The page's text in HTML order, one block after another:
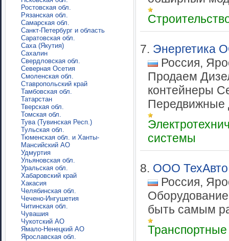
Ростовская обл.
Рязанская обл.
Самарская обл.
Санкт-Петербург и область
Саратовская обл.
Саха (Якутия)
Сахалин
Свердловская обл.
Северная Осетия
Смоленская обл.
Ставропольский край
Тамбовская обл.
Татарстан
Тверская обл.
Томская обл.
Тува (Тувинская Респ.)
Тульская обл.
Тюменская обл. и Ханты-
Мансийский АО
Удмуртия
Ульяновская обл.
Уральская обл.
Хабаровский край
Хакасия
Челябинская обл.
Чечено-Ингушетия
Читинская обл.
Чувашия
Чукотский АО
Ямало-Ненецкий АО
Ярославская обл.
7. Энергетика
Россия,
Продаем
контейнеры
Передвижные
системы
8. ООО ТехАвто
Россия,
быть самым